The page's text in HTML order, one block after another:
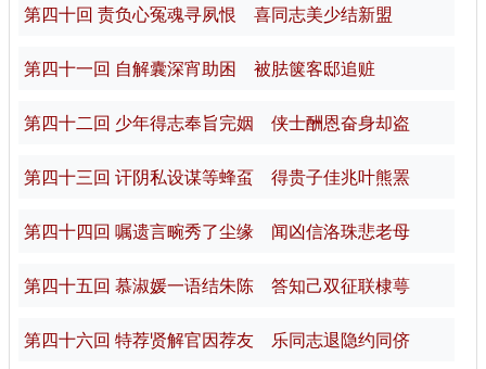
第四十回 责负心冤魂寻夙恨 喜同志美少结新盟
第四十一回 自解囊深宵助困 被胠箧客邸追赃
第四十二回 少年得志奉旨完姻 侠士酬恩奋身却盗
第四十三回 讦阴私设谋等蜂虿 得贵子佳兆叶熊罴
第四十四回 嘱遗言畹秀了尘缘 闻凶信洛珠悲老母
第四十五回 慕淑媛一语结朱陈 答知己双征联棣萼
第四十六回 特荐贤解官因荐友 乐同志退隐约同侪